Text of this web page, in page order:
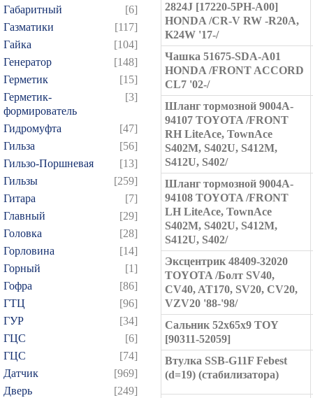
Габаритный
[6]
Газматики
[117]
Гайка
[104]
Генератор
[148]
Герметик
[15]
Герметик-
формирователь
[3]
Гидромуфта
[47]
Гильза
[56]
Гильзо-Поршневая
[13]
Гильзы
[259]
Гитара
[7]
Главный
[29]
Головка
[28]
Горловина
[14]
Горный
[1]
Гофра
[86]
ГТЦ
[96]
ГУР
[34]
ГЦC
[6]
ГЦС
[74]
Датчик
[969]
Дверь
[249]
2824J [17220-5PH-A00]
HONDA /CR-V RW -R20A,
K24W '17-/
Чашка 51675-SDA-A01
HONDA /FRONT ACCORD
CL7 '02-/
Шланг тормозной 9004A-
94107 TOYOTA /FRONT
RH LiteAce, TownAce
S402M, S402U, S412M,
S412U, S402/
Шланг тормозной 9004A-
94108 TOYOTA /FRONT
LH LiteAce, TownAce
S402M, S402U, S412M,
S412U, S402/
Эксцентрик 48409-32020
TOYOTA /Болт SV40,
CV40, AT170, SV20, CV20,
VZV20 '88-'98/
Сальник 52x65x9 TOY
[90311-52059]
Втулка SSB-G11F Febest
(d=19) (стабилизатора)